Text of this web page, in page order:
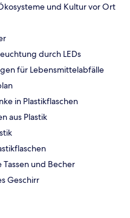
und Kultur vor Ort
durch LEDs
für Lebensmittelabfälle
in Plastikflaschen
aus Plastik
und Becher
Geschirr